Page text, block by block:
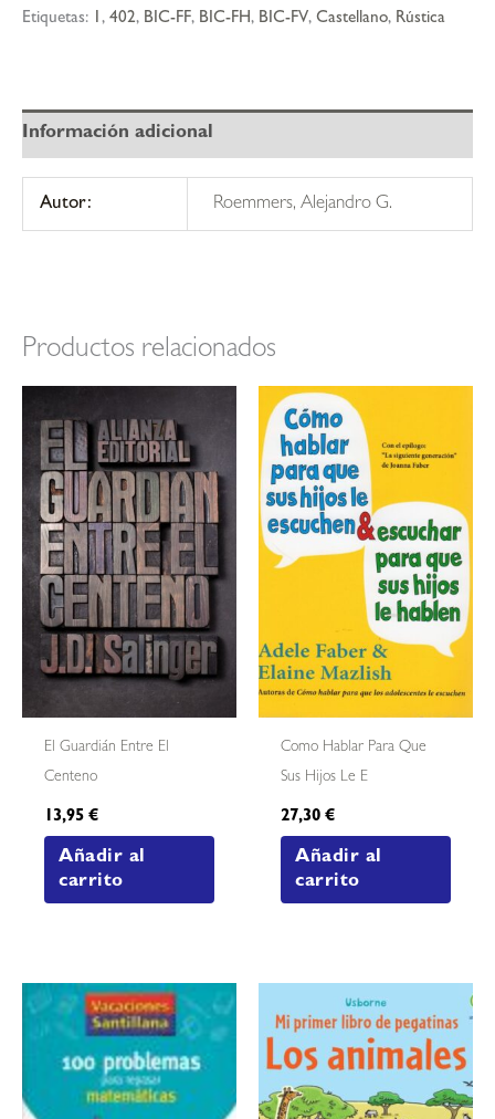
Etiquetas: 1 , 402, BIC-FF, BIC-FH, BIC-FV, Castellano, Rústica
Información adicional
Autor: Roemmers, Alejandro G.
Productos relacionados
El Guardián Entre El
Centeno
13,95€
Añadir al
carrito
Como Hablar Para Que
Sus Hijos Le E
27,30€
Añadir al
carrito